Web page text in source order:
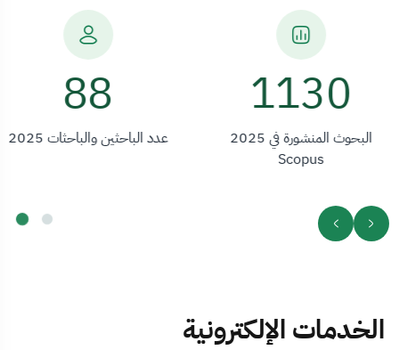
1130
البحوث المنشورة في 2025
Scopus
215
عدد الباحثين والباحثات 2025
الخدمات الإلكترونية